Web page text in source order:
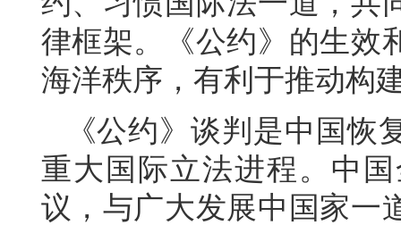
律框架。《公约》的生效
海洋秩序，有利于推动构
《公约》谈判是中国
重大国际立法进程。中
议，与广大发展中国家一